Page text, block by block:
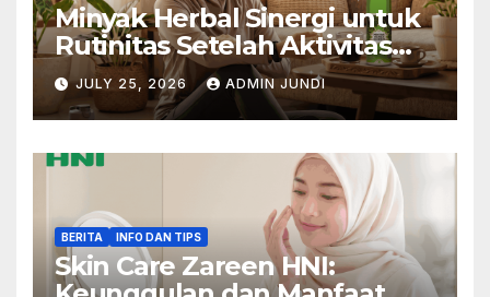
Minyak Herbal Sinergi untuk
Rutinitas Setelah Aktivitas
Padat
JULY 25, 2026 ADMIN JUNDI
BERITA INFO DAN TIPS
Skin Care Zareen HNI: